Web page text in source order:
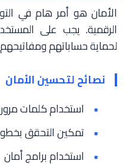
الأمان هو أمر هام في
الرقمية. يجب على
لحماية حساباتهم
نصائح لتحسين الأمان
استخدام كلمات
تمكين التحقق
استخدام برامج أمان